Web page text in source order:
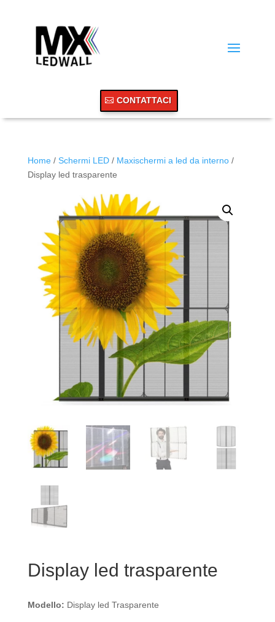
CONTATTACI
Home/ Schermi LED/ Maxischermi a led da interno/
Display led trasparente
Display led trasparente
Modello: Display led Trasparente